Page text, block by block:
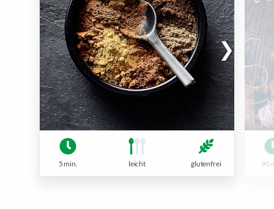
5 min. leicht glutenfrei 90